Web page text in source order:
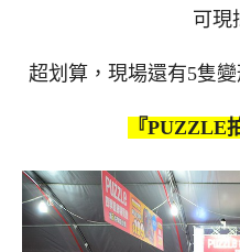
可現
超划算，現場還有5隻
『PUZZLE